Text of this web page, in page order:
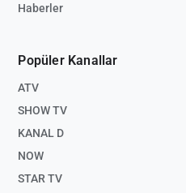
Haberler
Popüler Kanallar
ATV
SHOW TV
KANAL D
NOW
STAR TV